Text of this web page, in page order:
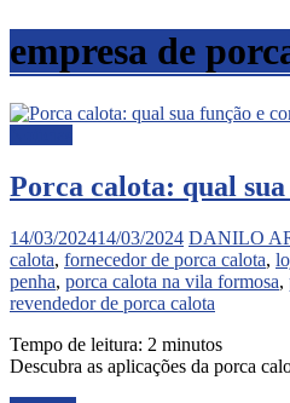
empresa de
Porca calota: qual
14/03/202414/03/2024 DANILO
calota, fornecedor de porca calota,
penha, porca calota na vila formosa,
revendedor de porca calota
Tempo de leitura: 2 minutos
Descubra as aplicações da porca